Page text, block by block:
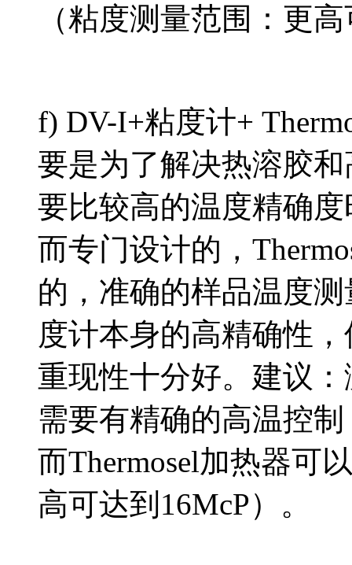
（粘度测量范围：更
f) DV-I+粘度计+
要是为了解决热溶胶
要比较高的温度精确
而专门设计的，
的，准确的样品温度
度计本身的高精确性
重现性十分好。建议
需要有精确的高温控
而Thermosel加热器可
高可达到16McP）。